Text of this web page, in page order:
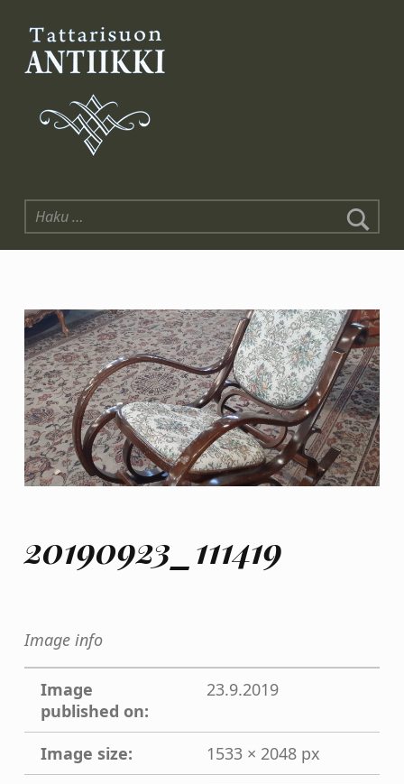
Tattarisuon Antiikki
Haku:
20190923_111419
Image info
Image
published on:
23.9.2019
Image size:
1533 × 2048 px